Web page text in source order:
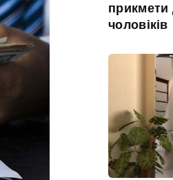
прикмети
чоловіків